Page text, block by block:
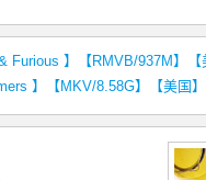
Furious 】【RMVB/937M】
】【MKV/8.58G】【美国